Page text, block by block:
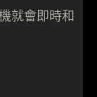
就會即時和